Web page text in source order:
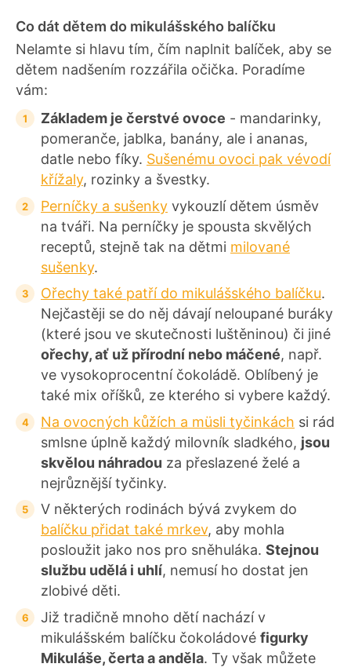
Co dát dětem do mikulášského balíčku
Nelamte si hlavu tím, čím naplnit balíček, aby se
dětem nadšením rozzářila očička. Poradíme
vám:
Základem je čerstvé ovoce - mandarinky,
pomeranče, jablka, banány, ale i ananas,
datle nebo fíky. Sušenému ovoci pak vévodí
křížaly, rozinky a švestky.
Perníčky a sušenky vykouzlí dětem úsměv
na tváři. Na perníčky je spousta skvělých
receptů, stejně tak na dětmi milované
sušenky.
Ořechy také patří do mikulášského balíčku.
Nejčastěji se do něj dávají neloupané buráky
(které jsou ve skutečnosti luštěninou) či jiné
ořechy, ať už přírodní nebo máčené, např.
ve vysokoprocentní čokoládě. Oblíbený je
také mix oříšků, ze kterého si vybere každý.
Na ovocných kůžích a müsli tyčinkách si rád
smlsne úplně každý milovník sladkého, jsou
skvělou náhradou za přeslazené želé a
nejrůznější tyčinky.
V některých rodinách bývá zvykem do
balíčku přidat také mrkev, aby mohla
posloužit jako nos pro sněhuláka. Stejnou
službu udělá i uhlí, nemusí ho dostat jen
zlobivé děti.
Již tradičně mnoho dětí nachází v
mikulášském balíčku čokoládové figurky
Mikuláše, čerta a anděla. Ty však můžete